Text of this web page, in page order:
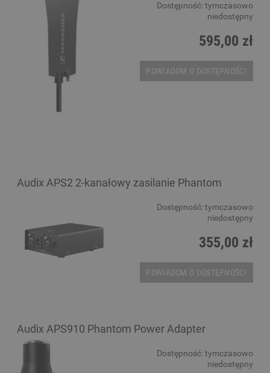
Dostępność: tymczasowo
niedostępny
595,00 zł
POWIADOM O DOSTĘPNOŚCI
Audix APS2 2-kanałowy zasilanie Phantom
Dostępność: tymczasowo
niedostępny
355,00 zł
POWIADOM O DOSTĘPNOŚCI
Audix APS910 Phantom Power Adapter
Dostępność: tymczasowo
niedostępny